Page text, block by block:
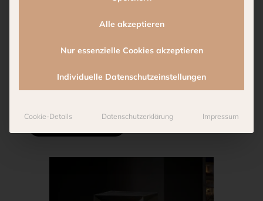
Reviews (0)
Alle akzeptieren
Nur essenzielle Cookies akzeptieren
Individuelle Datenschutzeinstellungen
Cookie-Details Datenschutzerklärung Impressum